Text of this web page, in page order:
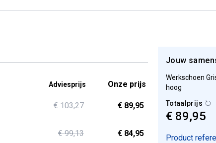
Adviesprijs Onze prijs
€ 103,27 € 89,95
€ 99,13 € 84,95
Jouw
Werkschoen
hoog
Totaalprijs
€ 89,95
Product